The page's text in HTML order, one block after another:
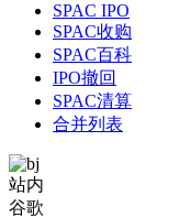
SPAC IPO
SPAC收购
SPAC百科
IPO撤回
SPAC清算
合并列表
站内
谷歌